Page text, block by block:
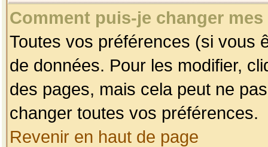
Comment puis-je changer
Toutes vos préférences (si vous
de données. Pour les modifier,
des pages, mais cela peut ne
changer toutes vos préférences.
Revenir en haut de page